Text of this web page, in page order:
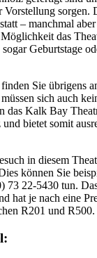
Vorstellung sorgen.
– manchmal
das
Geburtstage
Sie übrigens
sich auch
das Kalk Bay
bietet somit
in diesem
können Sie
73 22-5430 tun.
hat je nach eine
R201 und R500.